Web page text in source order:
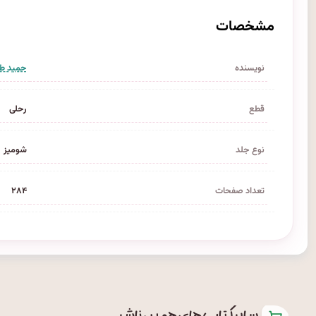
مشخصات
نویسنده حمید
قطع رحلی
نوع جلد شومیز
تعداد صفحات ۲۸۴